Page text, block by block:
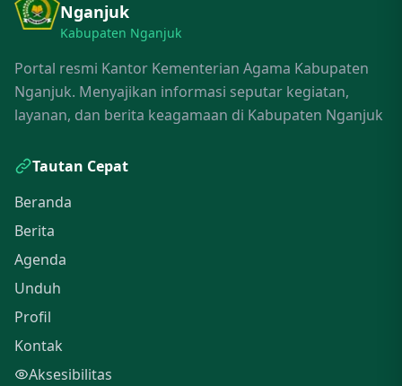
Nganjuk
Kabupaten Nganjuk
Portal resmi Kantor Kementerian Agama Kabupaten
Nganjuk. Menyajikan informasi seputar kegiatan,
layanan, dan berita keagamaan di Kabupaten Nganjuk
Tautan Cepat
Beranda
Berita
Agenda
Unduh
Profil
Kontak
Aksesibilitas